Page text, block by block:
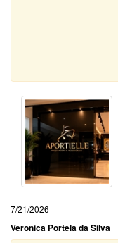
7/21/2026
Veronica Portela da Silva